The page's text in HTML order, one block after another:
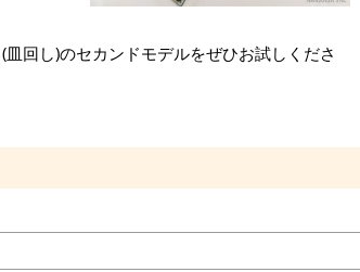
回し)のセカンドモデルをぜひお試しくださ